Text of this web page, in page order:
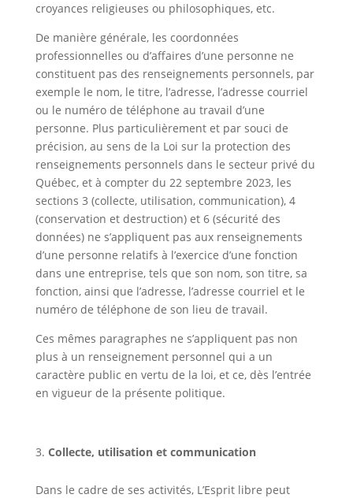
croyances religieuses ou philosophiques, etc.
De manière générale, les coordonnées
professionnelles ou d’affaires d’une personne ne
constituent pas des renseignements personnels, par
exemple le nom, le titre, l’adresse, l’adresse courriel
ou le numéro de téléphone au travail d’une
personne. Plus particulièrement et par souci de
précision, au sens de la Loi sur la protection des
renseignements personnels dans le secteur privé du
Québec, et à compter du 22 septembre 2023, les
sections 3 (collecte, utilisation, communication), 4
(conservation et destruction) et 6 (sécurité des
données) ne s’appliquent pas aux renseignements
d’une personne relatifs à l’exercice d’une fonction
dans une entreprise, tels que son nom, son titre, sa
fonction, ainsi que l’adresse, l’adresse courriel et le
numéro de téléphone de son lieu de travail.
Ces mêmes paragraphes ne s’appliquent pas non
plus à un renseignement personnel qui a un
caractère public en vertu de la loi, et ce, dès l’entrée
en vigueur de la présente politique.
Collecte, utilisation et communication
Dans le cadre de ses activités, L’Esprit libre peut